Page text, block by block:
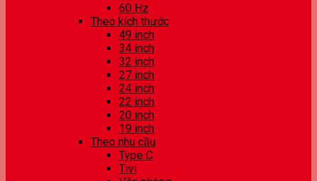
60 Hz
Theo kích thước
49 inch
34 inch
32 inch
27 inch
24 inch
22 inch
20 inch
19 inch
Theo nhu cầu
Type C
Tivi